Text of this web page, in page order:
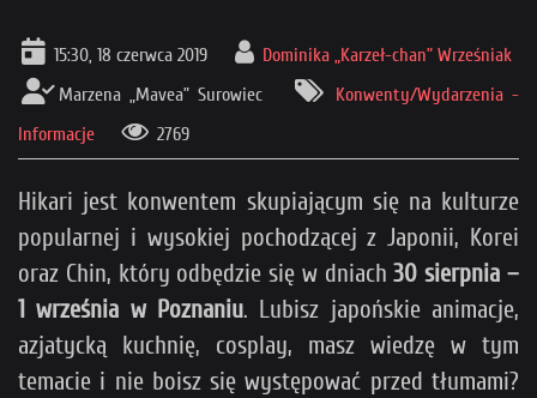
15:30, 18 czerwca 2019
Dominika „Karzeł-chan” Wrześniak
Marzena „Mavea” Surowiec
Konwenty/Wydarzenia -
Informacje
2769
Hikari jest konwentem skupiającym się na kulturze
popularnej i wysokiej pochodzącej z Japonii, Korei
oraz Chin, który odbędzie się w dniach30 sierpnia –
1 września w Poznaniu. Lubisz japońskie animacje,
azjatycką kuchnię, cosplay, masz wiedzę w tym
temacie i nie boisz się występować przed tłumami?